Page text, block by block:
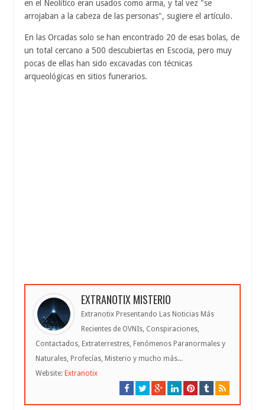
en el Neolítico eran usados como arma, y tal vez "se
arrojaban a la cabeza de las personas", sugiere el artículo.
En las Orcadas solo se han encontrado 20 de esas bolas, de
un total cercano a 500 descubiertas en Escocia, pero muy
pocas de ellas han sido excavadas con técnicas
arqueológicas en sitios funerarios.
EXTRANOTIX MISTERIO
Extranotix Presentando Las Noticias Más
Recientes de OVNIs, Conspiraciones,
Contactados, Extraterrestres, Fenómenos Paranormales y
Naturales, Profecías, Misterio y mucho más...
Website: Extranotix